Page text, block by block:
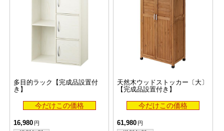
多目的ラック【完成品設置付
き】
16,980
天然木ウッドストッカー〔大〕
【完成品設置付き】
61,980